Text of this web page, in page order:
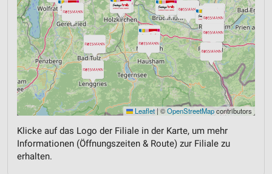
Leaflet | ©OpenStreetMapcontributors
Klicke auf das Logo der Filiale in der Karte, um mehr
Informationen (Öffnungszeiten & Route) zur Filiale zu
erhalten.